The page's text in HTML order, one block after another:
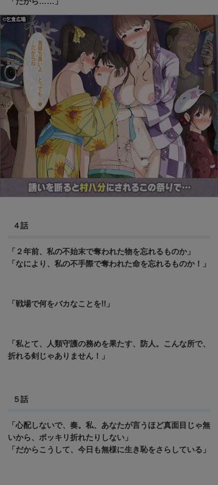
４話
「２年前、私の不始末で奪われた物を忘れるものか」
「なにより、私の不手際で奪われた命を忘れるものか！」
「戦場で何をバカなことを!!」
「私とて、人類守護の務めを果たす、防人。
こんな所で、
折れる剣じゃありません！」
５話
「心配しないで、奏。私、あなたが言うほど真面目じゃ無
いから、ポッキリ折れたりしない」
「だからこうして、今日も無様に生き恥をさらしている」